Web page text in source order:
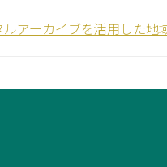
ルアーカイブを活用した